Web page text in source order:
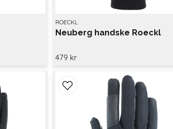
ROECKL
Neuberg handske Roeckl
479 kr